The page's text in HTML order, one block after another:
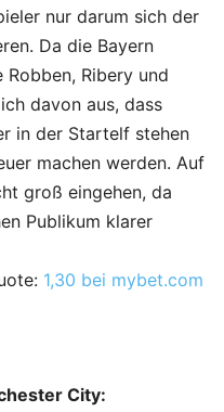
nur darum sich der
Da die Bayern
Ribery und
davon aus, dass
in der Startelf stehen
machen werden. Auf
groß eingehen, da
Publikum klarer
1,30 bei mybet.com
City: